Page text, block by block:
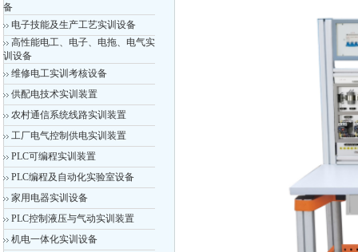
备
电子技能及生产工艺实训设备
高性能电工、电子、电拖、电气实
训设备
维修电工实训考核设备
供配电技术实训装置
农村通信系统线路实训装置
工厂电气控制供电实训装置
PLC可编程实训装置
PLC编程及自动化实验室设备
家用电器实训设备
PLC控制液压与气动实训装置
机电一体化实训设备